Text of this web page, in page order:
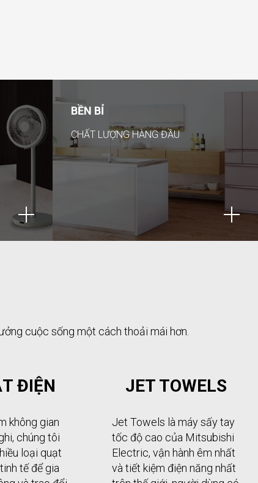
BỀN BỈ
CHẤT LƯỢNG HÀNG ĐẦU
cuộc sống một cách thoải mái hơn.
ĐIỆN
không gian
chúng tôi
loại quạt
tế để gia
JET TOWELS
Jet Towels là máy sấy tay
tốc độ cao của Mitsubishi
Electric, vận hành êm nhất
và tiết kiệm điện năng nhất